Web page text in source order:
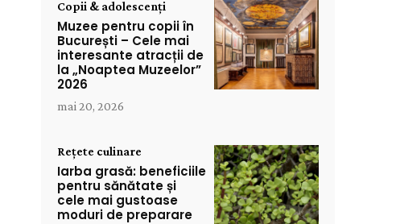
Copii & adolescenți
Muzee pentru copii în
București – Cele mai
interesante atracții de
la „Noaptea Muzeelor”
2026
mai 20, 2026
Rețete culinare
Iarba grasă: beneficiile
pentru sănătate și
cele mai gustoase
moduri de preparare